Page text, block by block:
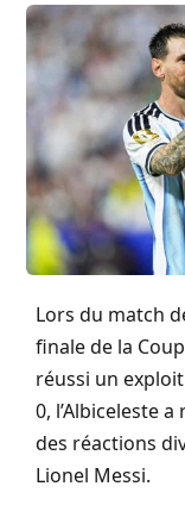
Lors du match
finale de la
réussi un
0, l’Albiceleste
des réactions
Lionel Messi.